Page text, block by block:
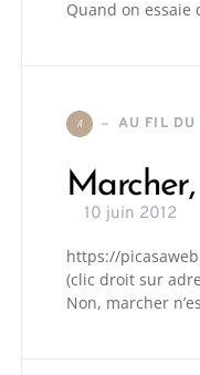
Quand on essaie
A AU FIL DU
10 juin 2012
https://
(clic droit sur
Non, marcher